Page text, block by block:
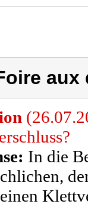
In die